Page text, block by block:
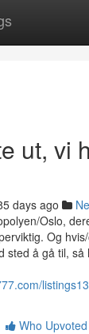
ut, vi
days ago
Oslo,
Og
sted å gå til,
Who Upvoted